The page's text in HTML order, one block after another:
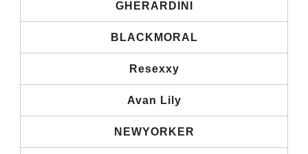
GHERARDINI
BLACKMORAL
Resexxy
Avan Lily
NEWYORKER